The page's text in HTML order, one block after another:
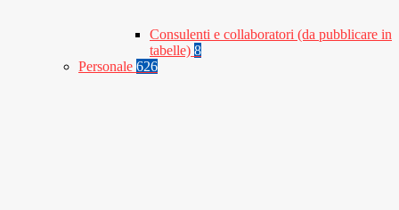
Consulenti e collaboratori (da pubblicare in
tabelle) 8
Personale 626